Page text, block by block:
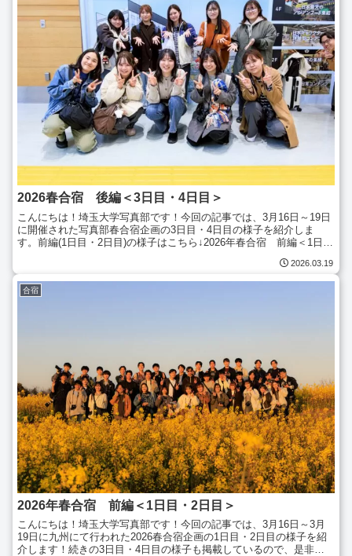
2026春合宿 後編＜3日目・4日目＞
こんにちは！埼玉大学写真部です！今回の記事では、3月16日～19日
に開催された写真部春合宿企画の3日目・4日目の様子を紹介しま
す。前編(1日目・2日目)の様子はこちら↓2026年春合宿 前編＜1日
2026.03.19
合宿
2026年春合宿 前編＜1日目・2日目＞
こんにちは！埼玉大学写真部です！今回の記事では、3月16日～3月
19日に九州にて行われた2026春合宿企画の1日目・2日目の様子を紹
介します！続きの3日目・4日目の様子も掲載しているので、是非ご